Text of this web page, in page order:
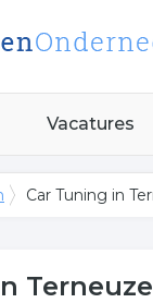
Vacatures
Car Tuning in